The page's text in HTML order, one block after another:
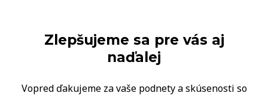
Zlepšujeme sa pre vás aj
naďalej
Vopred ďakujeme za vaše podnety a skúsenosti so